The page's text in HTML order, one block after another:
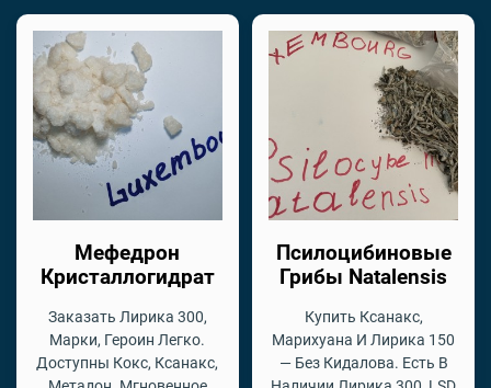
Мефедрон
Кристаллогидрат
Заказать Лирика 300,
Марки, Героин Легко.
Доступны Кокс, Ксанакс,
Псилоцибиновые
Грибы Natalensis
Купить Ксанакс,
Марихуана И Лирика 150
— Без Кидалова. Есть В